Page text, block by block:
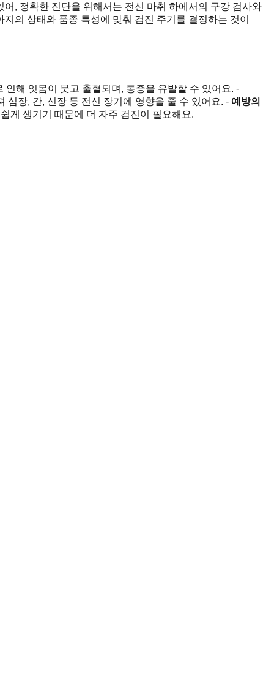
, 정확한 진단을 위해서는 전신 마취 하에서의 구강 검사와
의 상태와 품종 특성에 맞춰 검진 주기를 결정하는 것이
인해 잇몸이 붓고 출혈되며, 통증을 유발할 수 있어요. -
심장, 간, 신장 등 전신 장기에 영향을 줄 수 있어요. - 예방의
게 생기기 때문에 더 자주 검진이 필요해요.